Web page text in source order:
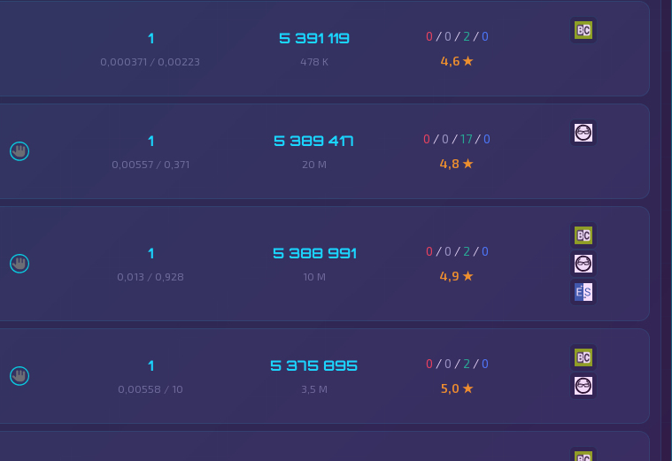
1
0,000371 / 0,00223
5 391 119
478 K
0 / 0 / 2 /0
4,6 ★
1
0,00557 / 0,371
5 389 417
20 M
0 / 0 /17 /0
4,8 ★
1
0,013 / 0,928
5 388 991
10 M
0 / 0 / 2 /0
4,9 ★
1
0,00558 / 10
5 375 895
3,5 M
0 / 0 / 2 /0
5,0 ★